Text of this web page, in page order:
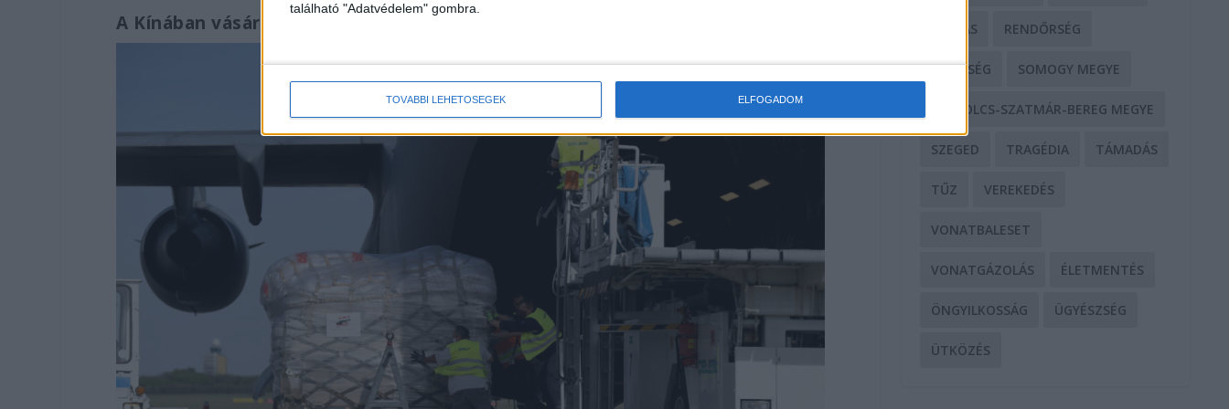
található "Adatvédelem" gombra.
TOVÁBBI LEHETŐSÉGEK ELFOGADOM
A Kínában vásárolt lélegeztetőgépek a reptéren RABLÁS RENDŐRSÉG
SEGÍTSÉG SOMOGY MEGYE
SZABOLCS-SZATMÁR-BEREG MEGYE
SZEGED TRAGÉDIA TÁMADÁS
TŰZ VEREKEDÉS
VONATBALESET
VONATGÁZOLÁS ÉLETMENTÉS
ÖNGYILKOSSÁG ÜGYÉSZSÉG
ÜTKÖZÉS